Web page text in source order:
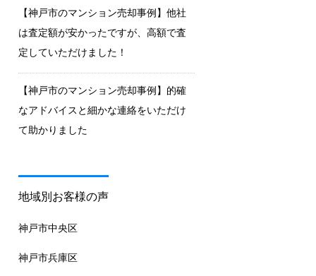
【神戸市のマンション売却事例】他社
は査定額が安かったですが、高額で査
定していただけました！
【神戸市のマンション売却事例】的確
なアドバイスと細かな連絡をいただけ
て助かりました
地域別お客様の声
神戸市中央区
神戸市兵庫区